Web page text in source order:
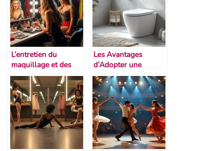
L’entretien du
maquillage et des
tenues entre
spectacles
Les Avantages
d’Adopter une
Douchette WC :
Confort et Hygiène
au Quotidien